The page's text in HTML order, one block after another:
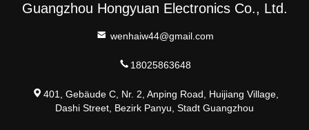
Guangzhou Hongyuan Electronics Co., Ltd.
wenhaiw44@gmail.com
18025863648
401, Gebäude C, Nr. 2, Anping Road, Huijiang Village,
Dashi Street, Bezirk Panyu, Stadt Guangzhou